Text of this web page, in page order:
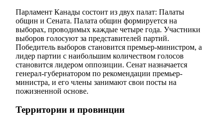
Парламент Канады состоит из двух палат: Палаты
общин и Сената. Палата общин формируется на
выборах, проводимых каждые четыре года. Участники
выборов голосуют за представителей партий.
Победитель выборов становится премьер-министром, а
лидер партии с наибольшим количеством голосов
становится лидером оппозиции. Сенат назначается
генерал-губернатором по рекомендации премьер-
министра, и его члены занимают свои посты на
пожизненной основе.
Территории и провинции